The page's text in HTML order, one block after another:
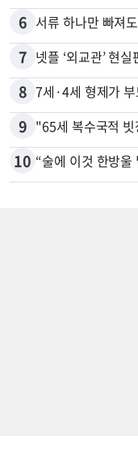
6
7
8 7세·4세 형제가
9
10